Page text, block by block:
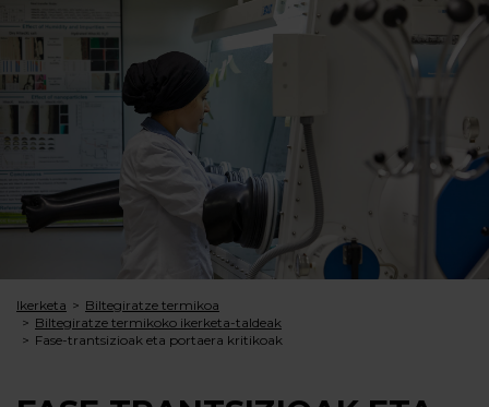
Ikerketa
Biltegiratze termikoa
Biltegiratze termikoko ikerketa-taldeak
Fase-trantsizioak eta portaera kritikoak